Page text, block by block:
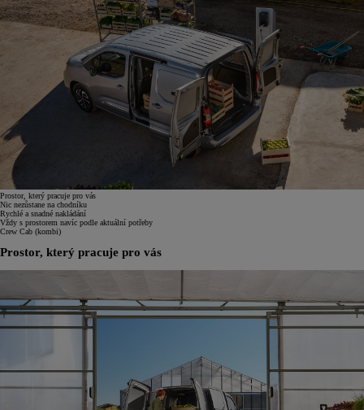
Prostor, který pracuje pro vás
Nic nezůstane na chodníku
Rychlé a snadné nakládání
Vždy s prostorem navíc podle aktuální potřeby
Crew Cab (kombi)
Prostor, který pracuje pro vás